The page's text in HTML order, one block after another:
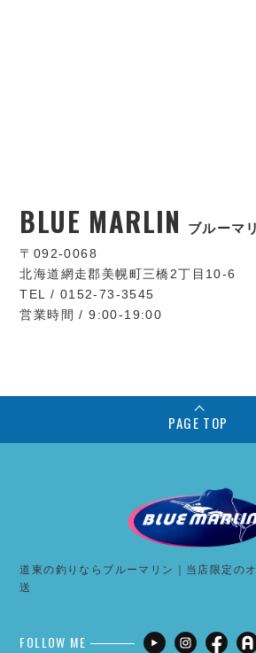
BLUE MARLIN ブルーマ
〒092-0068
北海道網走郡美幌町三橋2丁目10-6
TEL / 0152-73-3545
営業時間 / 9:00-19:00
PAGE TOP
道東の釣りならブルーマリン｜当店限定の
送
FOLLOW ME